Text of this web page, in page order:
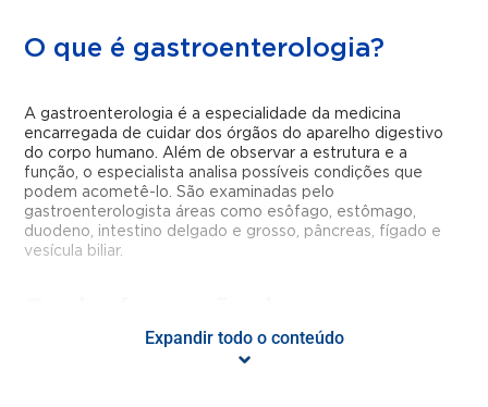
O que é gastroenterologia?
A gastroenterologia é a especialidade da medicina
encarregada de cuidar dos órgãos do aparelho digestivo
do corpo humano.Além de observar a estrutura e a
função, o especialista analisa possíveis condições que
podem acometê-lo. São examinadas pelo
gastroenterologista áreas como esôfago, estômago,
duodeno, intestino delgado e grosso, pâncreas, fígado e
vesícula biliar.
gastroenterologista?
Expandir todo o conteúdo